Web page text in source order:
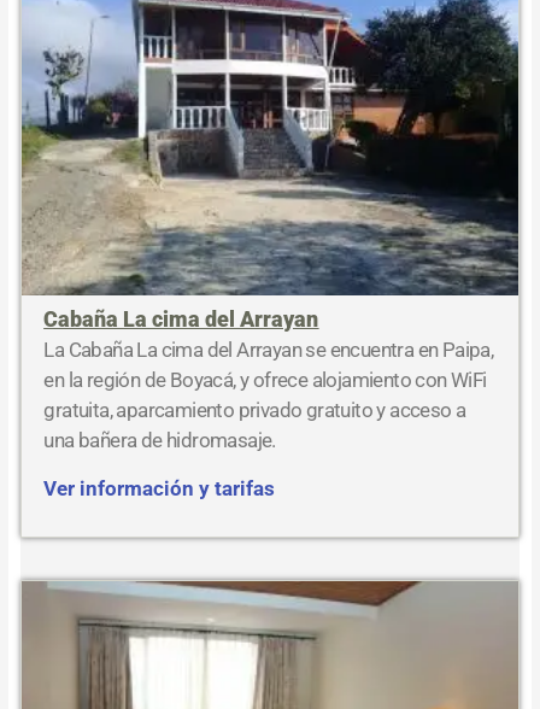
Cabaña La cima del Arrayan
La Cabaña La cima del Arrayan se encuentra en Paipa,
en la región de Boyacá, y ofrece alojamiento con WiFi
gratuita, aparcamiento privado gratuito y acceso a
una bañera de hidromasaje.
Ver información y tarifas